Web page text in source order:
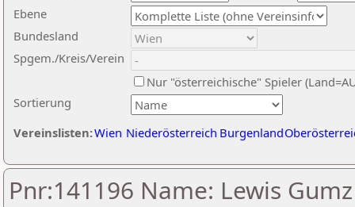
Ebene
Sortierung
Bundesland
Spgem./Kreis/Verein
Nur "österreichische" Spieler
Vereinslisten:Wien Niederösterreich Burgenland
Pnr:141196 Name: Lewis Gumz